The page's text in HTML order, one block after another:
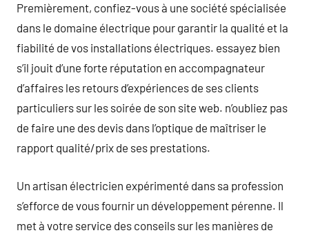
Premièrement, confiez-vous à une société spécialisée
dans le domaine électrique pour garantir la qualité et la
fiabilité de vos installations électriques. essayez bien
s’il jouit d’une forte réputation en accompagnateur
d’affaires les retours d’expériences de ses clients
particuliers sur les soirée de son site web. n’oubliez pas
de faire une des devis dans l’optique de maîtriser le
rapport qualité/prix de ses prestations.
Un artisan électricien expérimenté dans sa profession
s’efforce de vous fournir un développement pérenne. Il
met à votre service des conseils sur les manières de